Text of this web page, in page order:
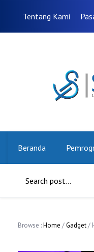
Tentang Kami
Beranda
Browse :Home /Gadget/